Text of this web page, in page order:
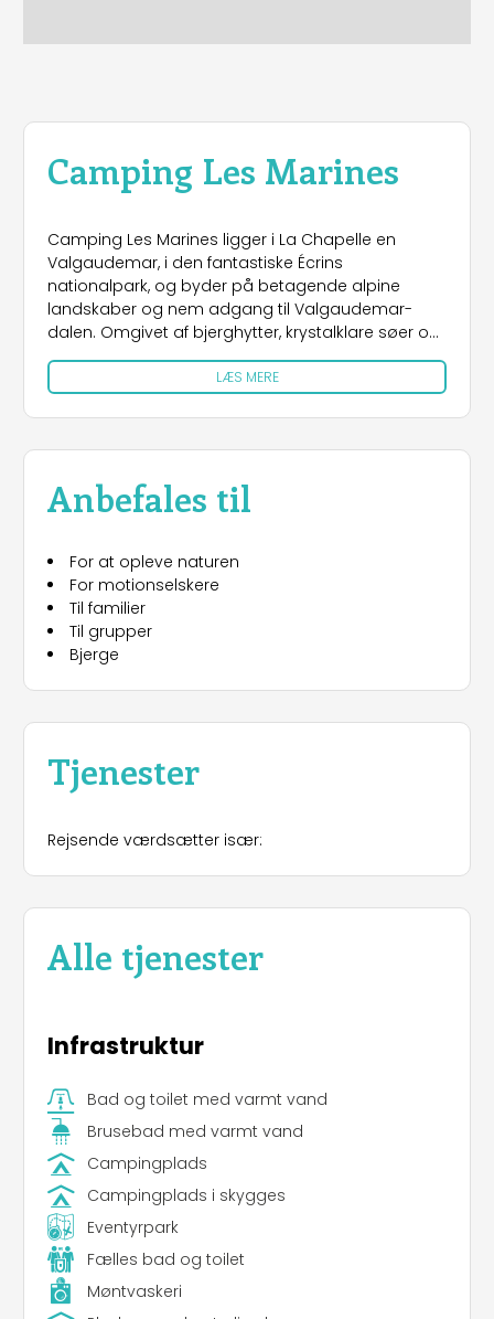
Camping Les Marines
Camping Les Marines ligger i La Chapelle en
Valgaudemar, i den fantastiske Écrins
nationalpark, og byder på betagende alpine
landskaber og nem adgang til Valgaudemar-
dalen. Omgivet af bjerghytter, krystalklare søer og
naturskønne vandrestier er det en ideel base for
naturelskere. Campingpladsen er let at nå fra
Grenoble og Gap ved at følge nationalvej 75
gennem maleriske, grønne landskaber. Pladsen
har delvist skyggefulde pladser til telte,
vandposter og en fuldt udstyret sanitetsblok med
varme brusere, håndvaske, opvaskebaljer og en
d’étape-indkvarteringer til rådighed: Chambre 2
lits individuels, et funktionelt dobbeltværelse til to,
og Dortoir 4 ou 6 lits individuels, en sovesal til små
grupper eller familier. Campingpladsen tilbyder
elektriske tilslutninger (2 eller 6 ampere) og
bjergbestigning og hvidvandssport som rafting
trætoppene og ponyridning. Der er også
tennisbaner i nærheden for sportsentusiaster.
natur, komfort og eventyr og er den perfekte
LÆS MERE
Anbefales til
For at opleve naturen
For motionselskere
Til familier
Til grupper
Bjerge
Tjenester
Rejsende værdsætter især:
Alle tjenester
Infrastruktur
Bad og toilet med varmt vand
Brusebad med varmt vand
Campingplads
Campingplads i skygges
Eventyrpark
Fælles bad og toilet
Møntvaskeri